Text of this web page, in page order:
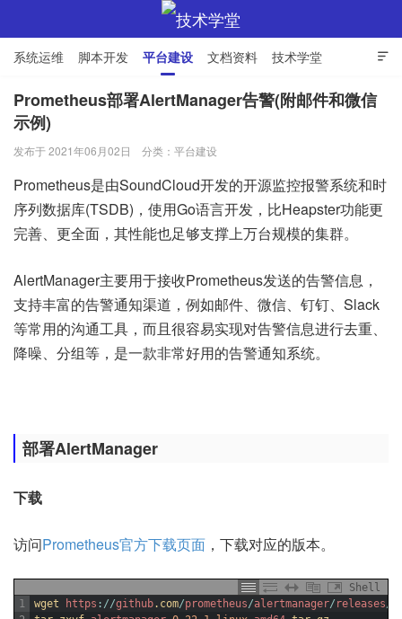
技术学堂

系统运维 脚本开发 平台建设 文档资料 技术学堂
Prometheus部署AlertManager告警(附邮件和微信
示例)
发布于 2021年06月02日 分类： 平台建设
Prometheus是由SoundCloud开发的开源监控报警系统和时
序列数据库(TSDB)，使用Go语言开发，比Heapster功能更
完善、更全面，其性能也足够支撑上万台规模的集群。
AlertManager主要用于接收Prometheus发送的告警信息，
支持丰富的告警通知渠道，例如邮件、微信、钉钉、Slack
等常用的沟通工具，而且很容易实现对告警信息进行去重、
降噪、分组等，是一款非常好用的告警通知系统。
部署AlertManager
下载
访问Prometheus官方下载页面 ，下载对应的版本。
Shell
1
wget https : //github.com/prometheus/alertmanager/ releases/